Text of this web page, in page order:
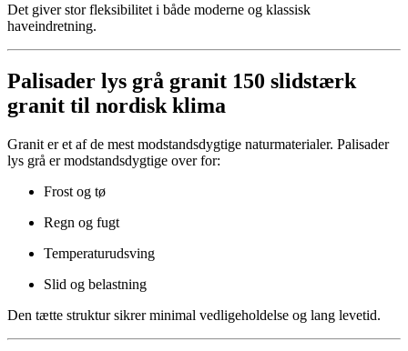
Det giver stor fleksibilitet i både moderne og klassisk
haveindretning.
Palisader lys grå granit 150 slidstærk
granit til nordisk klima
Granit er et af de mest modstandsdygtige naturmaterialer. Palisader
lys grå er modstandsdygtige over for:
Frost og tø
Regn og fugt
Temperaturudsving
Slid og belastning
Den tætte struktur sikrer minimal vedligeholdelse og lang levetid.